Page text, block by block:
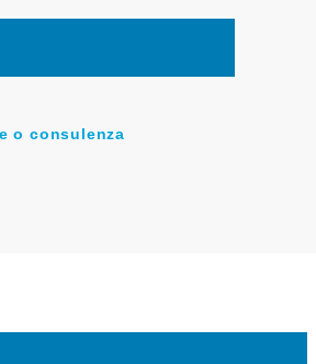
o consulenza